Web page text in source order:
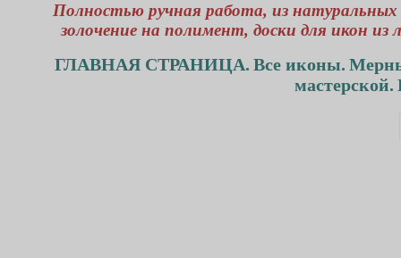
Полностью ручная работа, из
золочение на полимент, доски для икон
ГЛАВНАЯ СТРАНИЦА. Все иконы.
мастерской.